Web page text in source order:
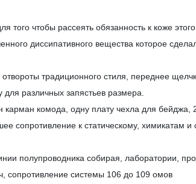
того чтобы рассеять обязанность к коже
диссипативного вещества которое
традиционного стиля, переднее
для различных запястьев размера.
комода, одну плату чехла для бейджа,
сопротивление к статическому, химикатам
полупроводника собирая, лаборатории,
сопротивление системы 106 до 109 омов